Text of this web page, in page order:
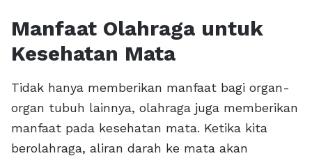
Manfaat Olahraga untuk
Kesehatan Mata
Tidak hanya memberikan manfaat bagi organ-
organ tubuh lainnya, olahraga juga memberikan
manfaat pada kesehatan mata. Ketika kita
berolahraga, aliran darah ke mata akan